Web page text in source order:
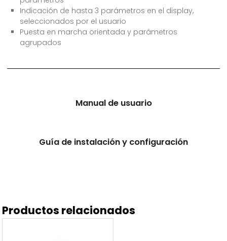
Indicación de hasta 3 parámetros en el display,
seleccionados por el usuario
Puesta en marcha orientada y parámetros
agrupados
Manual de usuario
Guía de instalación y configuración
Productos relacionados